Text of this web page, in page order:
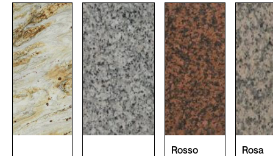
Rosso
Rosa